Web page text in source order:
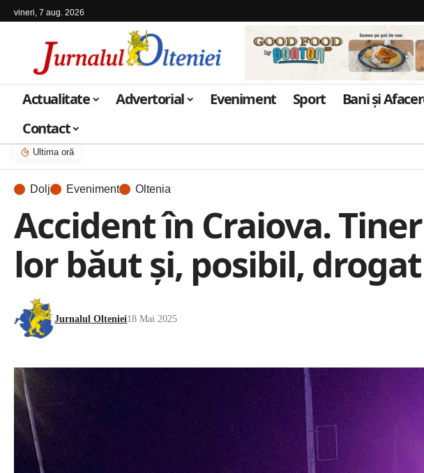
vineri, 7 aug. 2026
Actualitate Advertorial Eveniment Sport Bani și
Contact
Ultima oră
Dolj Eveniment Oltenia
Accident în Craiova.
lor băut și, posibil, drogat
Jurnalul Olteniei18 Mai 2025